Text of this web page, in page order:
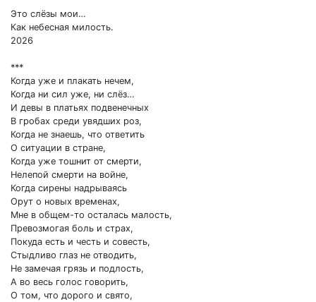
Это слёзы мои…
Как небесная милость.
2026
***
Когда уже и плакать нечем,
Когда ни сил уже, ни слёз…
И девы в платьях подвенечных
В гробах среди увядших роз,
Когда не знаешь, что ответить
О ситуации в стране,
Когда уже тошнит от смерти,
Нелепой смерти на войне,
Когда сирены надрываясь
Орут о новых временах,
Мне в общем-то осталась малость,
Превозмогая боль и страх,
Покуда есть и честь и совесть,
Стыдливо глаз не отводить,
Не замечая грязь и подлость,
А во весь голос говорить,
О том, что дорого и свято,